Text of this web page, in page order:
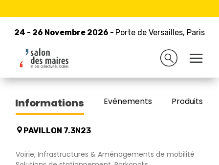
24 - 26 Novembre 2026 - Porte de Versailles, Paris
24 - 26 Novembre 2026 - Porte de Versailles, Paris
Retour à la liste des exposants
MACARON
Informations Evénements Produits/
PAVILLON 7.3N23
Voirie, Infrastructures & Aménagements de mobilité